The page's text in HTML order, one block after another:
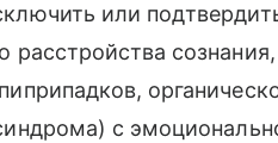
или
расстройства
с